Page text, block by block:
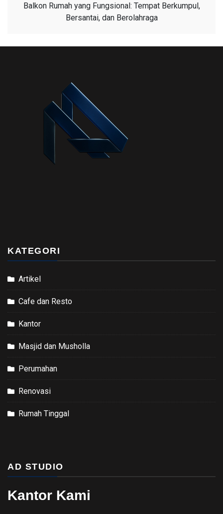
Balkon Rumah yang Fungsional: Tempat Berkumpul,
Bersantai, dan Berolahraga
KATEGORI
Artikel
Cafe dan Resto
Kantor
Masjid dan Musholla
Perumahan
Renovasi
Rumah Tinggal
AD STUDIO
Kantor Kami